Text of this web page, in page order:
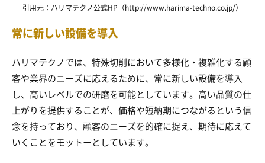
引用元：ハリマテクノ公式HP（http://www.harima-techno.co.jp/）
常に新しい設備を導入
ハリマテクノでは、特殊切削において多様化・複雑化する顧
客や業界のニーズに応えるために、常に新しい設備を導入
し、高いレベルでの研磨を可能としています。高い品質の仕
上がりを提供することが、価格や短納期につながるという信
念を持っており、顧客のニーズを的確に捉え、期待に応えて
いくことをモットーとしています。